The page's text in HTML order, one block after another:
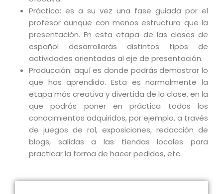
Práctica: es a su vez una fase guiada por el
profesor aunque con menos estructura que la
presentación. En esta etapa de las clases de
español desarrollarás distintos tipos de
actividades orientadas al eje de presentación.
Producción: aquí es donde podrás demostrar lo
que has aprendido. Esta es normalmente la
etapa más creativa y divertida de la clase, en la
que podrás poner en práctica todos los
conocimientos adquiridos, por ejemplo, a través
de juegos de rol, exposiciones, redacción de
blogs, salidas a las tiendas locales para
practicar la forma de hacer pedidos, etc.